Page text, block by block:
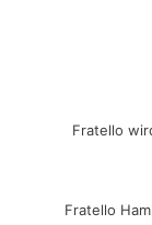
Fratello
Fratello